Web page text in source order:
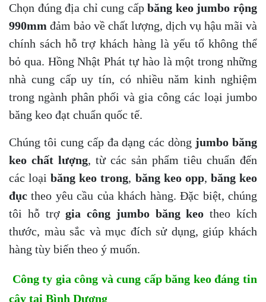
Chọn đúng địa chỉ cung cấpbăng keo jumbo rộng
990mm đảm bảo về chất lượng, dịch vụ hậu mãi và
chính sách hỗ trợ khách hàng là yếu tố không thể
bỏ qua. Hồng Nhật Phát tự hào là một trong những
nhà cung cấp uy tín, có nhiều năm kinh nghiệm
trong ngành phân phối và gia công các loại jumbo
băng keo đạt chuẩn quốc tế.
Chúng tôi cung cấp đa dạng các dòng jumbo băng
keo chất lượng, từ các sản phẩm tiêu chuẩn đến
các loạibăng keo trong, băng keo opp, băng keo
đục theo yêu cầu của khách hàng. Đặc biệt, chúng
tôi hỗ trợgia công jumbo băng keo theo kích
thước, màu sắc và mục đích sử dụng, giúp khách
hàng tùy biến theo ý muốn.
Công ty gia công và cung cấp băng keo đáng tin
cậy tại Bình Dương